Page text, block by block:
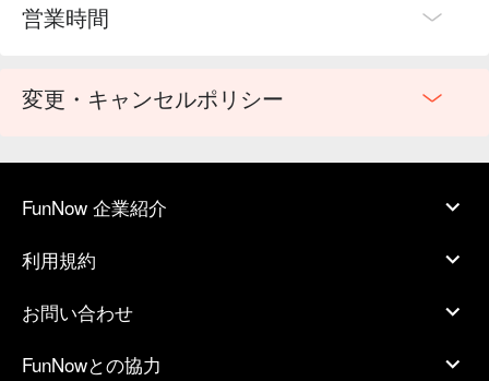
営業時間
変更・キャンセルポリシー
FunNow 企業紹介
利用規約
お問い合わせ
FunNowとの協力